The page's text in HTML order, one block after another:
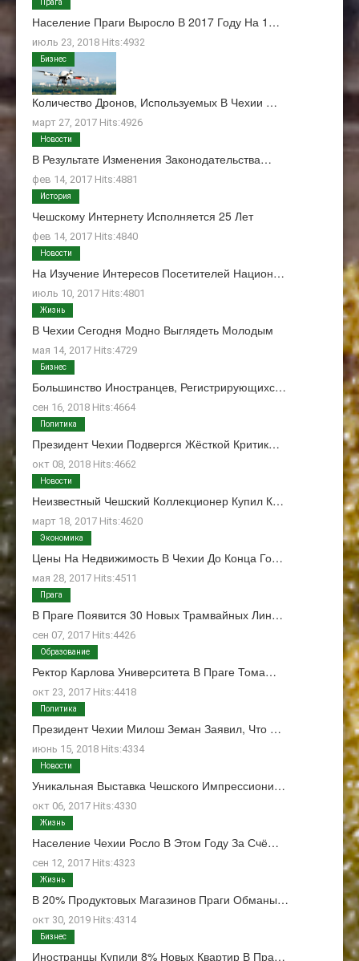
Население Праги Выросло В 2017 Году На 1…
июль 23, 2018 Hits:4932
Количество Дронов, Используемых В Чехии …
март 27, 2017 Hits:4926
Бизнес
В Результате Изменения Законодательства…
фев 14, 2017 Hits:4881
Новости
Чешскому Интернету Исполняется 25 Лет
фев 14, 2017 Hits:4840
История
На Изучение Интересов Посетителей Национ…
июль 10, 2017 Hits:4801
Новости
В Чехии Сегодня Модно Выглядеть Молодым
мая 14, 2017 Hits:4729
Жизнь
Большинство Иностранцев, Регистрирующихс…
сен 16, 2018 Hits:4664
Бизнес
Президент Чехии Подвергся Жёсткой Критик…
окт 08, 2018 Hits:4662
Политика
Неизвестный Чешский Коллекционер Купил К…
март 18, 2017 Hits:4620
Новости
Цены На Недвижимость В Чехии До Конца Го…
мая 28, 2017 Hits:4511
Экономика
В Праге Появится 30 Новых Трамвайных Лин…
сен 07, 2017 Hits:4426
Прага
Ректор Карлова Университета В Праге Тома…
окт 23, 2017 Hits:4418
Образование
Президент Чехии Милош Земан Заявил, Что …
июнь 15, 2018 Hits:4334
Политика
Уникальная Выставка Чешского Импрессиони…
окт 06, 2017 Hits:4330
Новости
Население Чехии Росло В Этом Году За Счё…
сен 12, 2017 Hits:4323
Жизнь
В 20% Продуктовых Магазинов Праги Обманы…
окт 30, 2019 Hits:4314
Жизнь
Иностранцы Купили 8% Новых Квартир В Пра…
Бизнес